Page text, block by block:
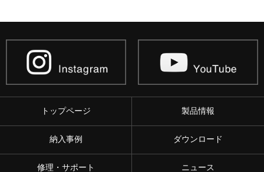
トップページ 製品情報
納入事例 ダウンロード
修理・サポート ニュース